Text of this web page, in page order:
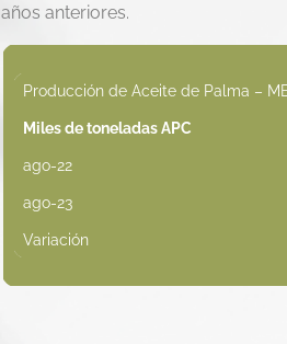
años anteriores.
Producción de Aceite de Palma –
Miles de toneladas APC
ago-22
ago-23
Variación